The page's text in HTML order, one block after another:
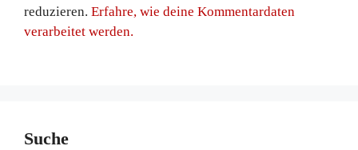
reduzieren. Erfahre, wie deine Kommentardaten
verarbeitet werden.
Suche